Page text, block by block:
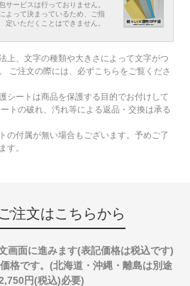
サービスは行っておりません。
よって決まっているため、ご指
定いただくことはできません。
上、文字の種類や大きさによって文字がつ
ご注文の際には、必ずこちらをご覧くださ
シートは商品を保護する目的でお付けして
トの破れ、汚れ等による返品・交換は承る
の付属が無い場合もございます。予めご了
す。
注文はこちらから
画面に進みます(表記価格は税込です)
格です。(北海道・沖縄・離島は別途
円(税込)必要)